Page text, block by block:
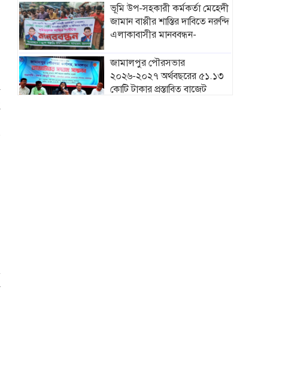
ভূমি উপ-সহকারী কর্মকর্তা মেহেদী
জামান বাপ্পীর শাস্তির দাবিতে নরুন্দি
এলাকাবাসীর মানববন্ধন-
জামালপুর পৌরসভার
২০২৬-২০২৭ অর্থবছরের ৫১.১৩
কোটি টাকার প্রস্তাবিত বাজেট